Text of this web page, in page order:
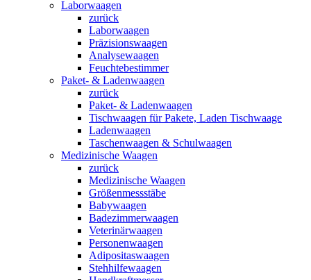
Laborwaagen
zurück
Laborwaagen
Präzisionswaagen
Analysewaagen
Feuchtebestimmer
Paket- & Ladenwaagen
zurück
Paket- & Ladenwaagen
Tischwaagen für Pakete, Laden Tischwaage
Ladenwaagen
Taschenwaagen & Schulwaagen
Medizinische Waagen
zurück
Medizinische Waagen
Größenmessstäbe
Babywaagen
Badezimmerwaagen
Veterinärwaagen
Personenwaagen
Adipositaswaagen
Stehhilfewaagen